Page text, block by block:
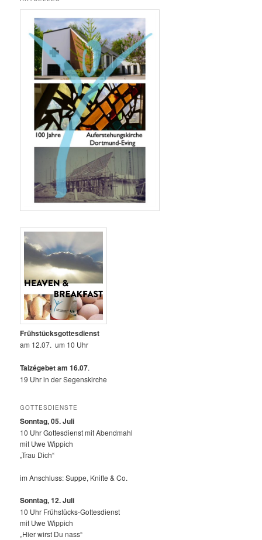
Frühstücksgottesdienst
am 12.07. um 10 Uhr
Taizégebet am 16.07.
19 Uhr in der Segenskirche
GOTTESDIENSTE
Sonntag, 05. Juli
10 Uhr Gottesdienst mit Abendmahl
mit Uwe Wippich
„Trau Dich“
im Anschluss: Suppe, Knifte & Co.
Sonntag, 12.Juli
10 Uhr Frühstücks-Gottesdienst
mit Uwe Wippich
„Hier wirst Du nass“